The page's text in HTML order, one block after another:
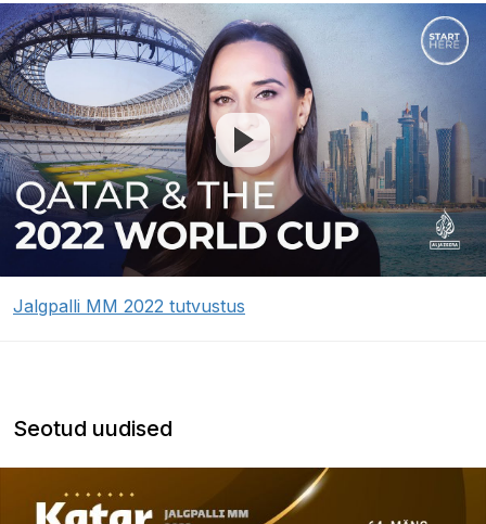
Jalgpalli MM 2022 tutvustus
Seotud uudised